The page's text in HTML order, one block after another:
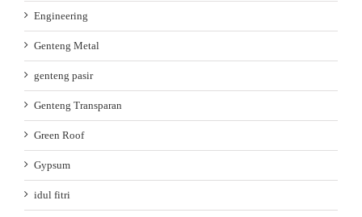
Engineering
Genteng Metal
genteng pasir
Genteng Transparan
Green Roof
Gypsum
idul fitri